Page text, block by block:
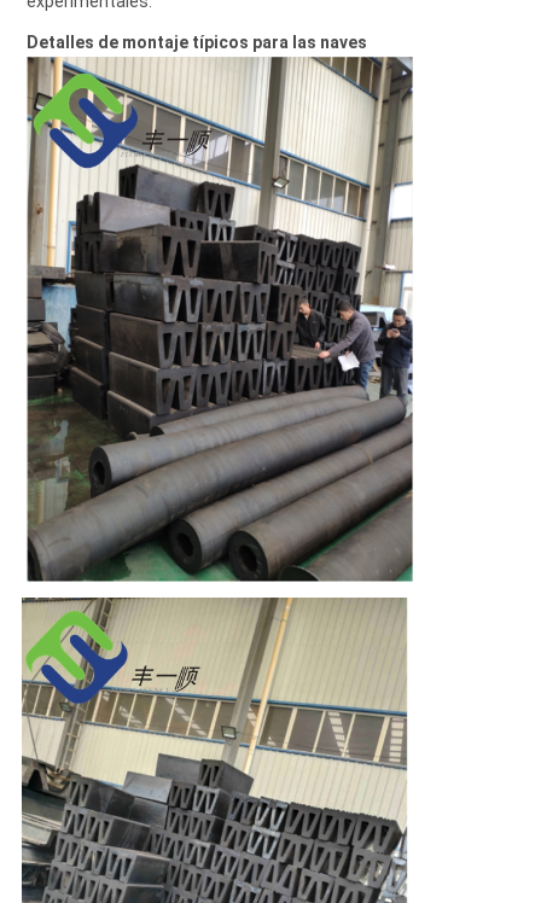
Detalles de montaje típicos para las naves